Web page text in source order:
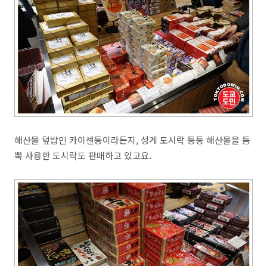
해산물 덮밥인 카이센동이라든지, 성게 도시락 등등 해산물을 듬
뿍 사용한 도시락도 판매하고 있고요.